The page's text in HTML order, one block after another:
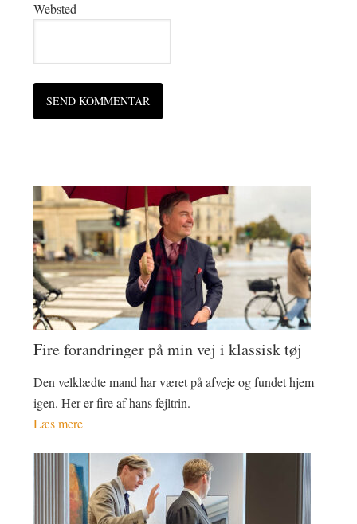
Websted
Fire forandringer på min vej i klassisk tøj
Den velklædte mand har været på afveje og fundet hjem
igen. Her er fire af hans fejltrin.
Læs mere